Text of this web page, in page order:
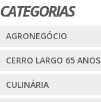
CATEGORIAS
AGRONEGÓCIO
CERRO LARGO 65 ANOS
CULINÁRIA